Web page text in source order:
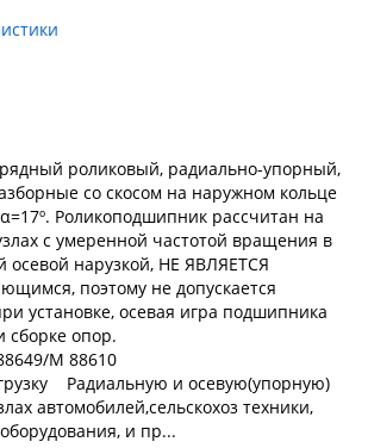
роликовый, радиально-упорный,
со скосом на наружном кольце
Роликоподшипник рассчитан на
с умеренной частотой вращения в
осевой нарузкой, НЕ ЯВЛЯЕТСЯ
поэтому не допускается
установке, осевая игра подшипника
сборке опор.
М 88610
Радиальную и осевую(упорную)
автомобилей,сельскохоз техники,
и пр...